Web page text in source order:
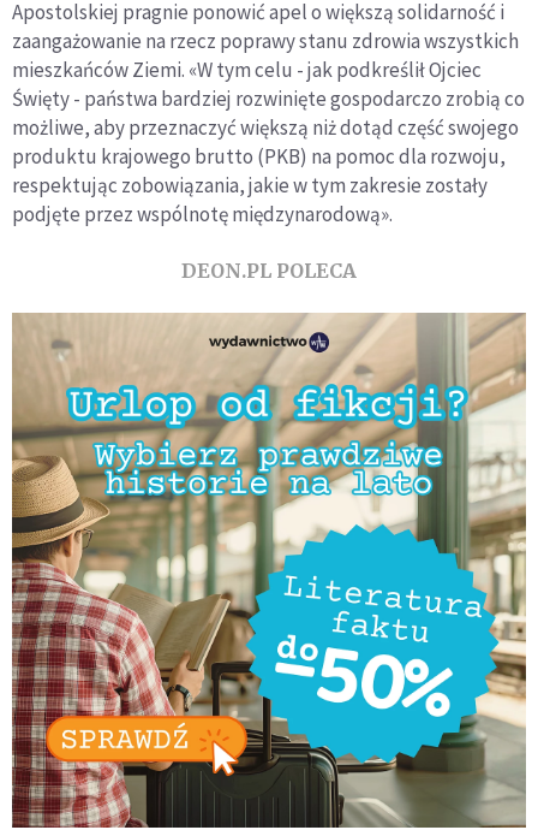
Apostolskiej pragnie ponowić apel o większą solidarność i
zaangażowanie na rzecz poprawy stanu zdrowia wszystkich
mieszkańców Ziemi. «W tym celu - jak podkreślił Ojciec
Święty - państwa bardziej rozwinięte gospodarczo zrobią co
możliwe, aby przeznaczyć większą niż dotąd część swojego
produktu krajowego brutto (PKB) na pomoc dla rozwoju,
respektując zobowiązania, jakie w tym zakresie zostały
podjęte przez wspólnotę międzynarodową».
DEON.PL POLECA